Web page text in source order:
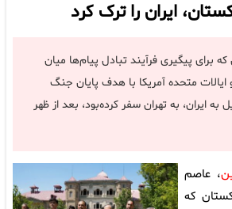
ایران را ترک کرد
برای پیگیری فرآیند تبادل پیام‌ها میان
ایالات متحده آمریکا با هدف پایان جنگ
به ایران، به تهران سفر کرده‌بود، بعد از ظهر
، عاصم
که